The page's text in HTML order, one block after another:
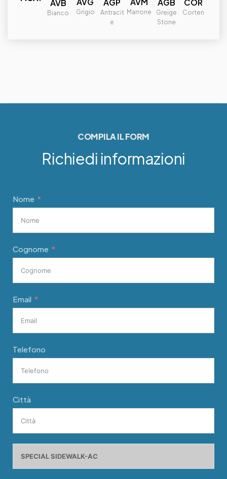
AVB
Bianco Grigio
Antracit
e
Marrone
Greige
Stone
Corten
Richiedi informazioni
COMPILA IL FORM
Nome
Cognome
Email
Telefono
Città